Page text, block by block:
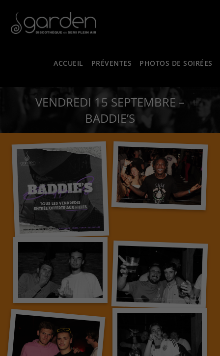
ACCUEIL PRÉVENTES PHOTOS DE SOIRÉES
VENDREDI 15 SEPTEMBRE –
BADDIE’S